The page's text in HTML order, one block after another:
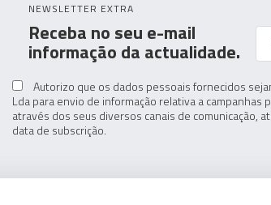
NEWSLETTER EXTRA
Receba no seu e-mail
informação da actualidade.
Autorizo que os dados pessoais fornecidos
Lda para envio de informação relativa a campanhas
através dos seus diversos canais de comunicação,
data de subscrição.